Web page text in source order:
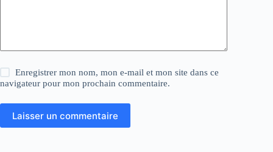
Enregistrer mon nom, mon e-mail et mon site dans ce
navigateur pour mon prochain commentaire.
Laisser un commentaire